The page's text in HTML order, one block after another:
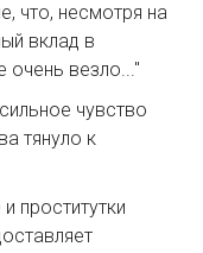
что, несмотря на
вклад в
очень везло..."
чувство
тянуло к
проститутки